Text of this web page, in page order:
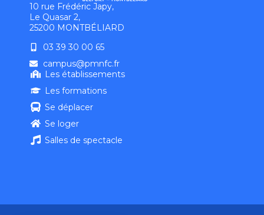
10 rue Frédéric Japy,
Le Quasar 2,
25200 MONTBÉLIARD
03 39 30 00 65
campus@pmnfc.fr
Les établissements
Les formations
Se déplacer
Se loger
Salles de spectacle